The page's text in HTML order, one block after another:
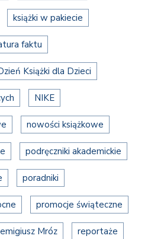
książki w pakiecie
faktu
Książki dla Dzieci
NIKE
nowości książkowe
podręczniki akademickie
poradniki
promocje świąteczne
Mróz reportaże